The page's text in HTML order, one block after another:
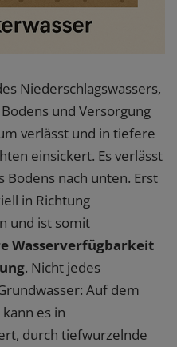
Niederschlagswassers,
und Versorgung
verlässt und in tiefere
einsickert. Es verlässt
nach unten. Erst
in Richtung
und ist somit
Wasserverfügbarkeit
. Nicht jedes
Auf dem
es in
durch tiefwurzelnde